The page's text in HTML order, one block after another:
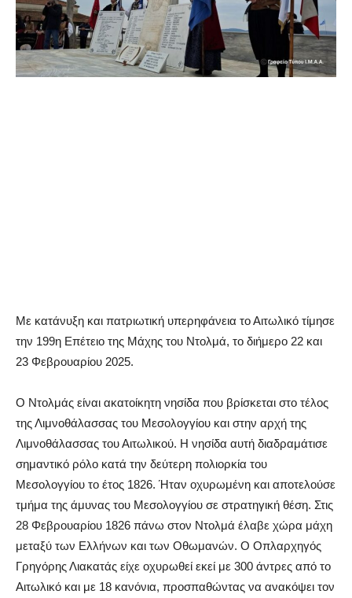
Με κατάνυξη και πατριωτική υπερηφάνεια το Αιτωλικό τίμησε
την 199η Επέτειο της Μάχης του Ντολμά, το διήμερο 22 και
23 Φεβρουαρίου 2025.
Ο Ντολμάς είναι ακατοίκητη νησίδα που βρίσκεται στο τέλος
της Λιμνοθάλασσας του Μεσολογγίου και στην αρχή της
Λιμνοθάλασσας του Αιτωλικού. Η νησίδα αυτή διαδραμάτισε
σημαντικό ρόλο κατά την δεύτερη πολιορκία του
Μεσολογγίου το έτος 1826. Ήταν οχυρωμένη και αποτελούσε
τμήμα της άμυνας του Μεσολογγίου σε στρατηγική θέση. Στις
28 Φεβρουαρίου 1826 πάνω στον Ντολμά έλαβε χώρα μάχη
μεταξύ των Ελλήνων και των Οθωμανών. Ο Οπλαρχηγός
Γρηγόρης Λιακατάς είχε οχυρωθεί εκεί με 300 άντρες από το
Αιτωλικό και με 18 κανόνια, προσπαθώντας να ανακόψει τον